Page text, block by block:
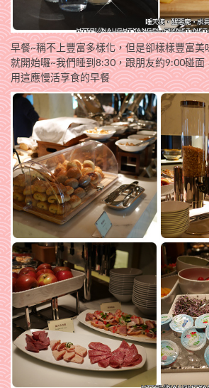
早餐~稱不上豐富多樣化，但是卻樣樣豐富
就開始囉~我們睡到8:30，跟朋友約9:00碰面
用這應慢活享食的早餐